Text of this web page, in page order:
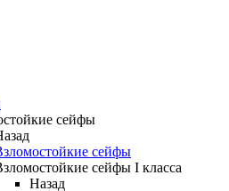
сейфы
сейфы
сейфы I класса
Назад